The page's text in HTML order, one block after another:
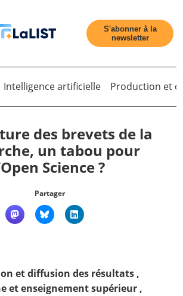
S'abonner à la
newsletter
Intelligence artificielle Production et
des brevets de la
un tabou pour
Science ?
Partager
et diffusion des résultats,
et enseignement supérieur,